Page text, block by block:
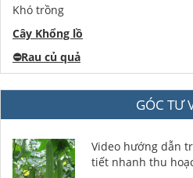
Khó trồng
Cây Khổng lồ
⛔️Rau củ quả
GÓC TƯ
Video hướng dẫn
tiết nhanh thu